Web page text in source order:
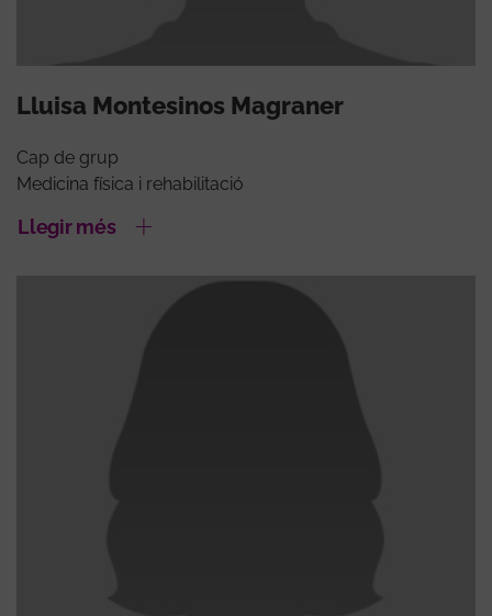
Lluisa Montesinos Magraner
Cap de grup
Medicina física i rehabilitació
Llegir més